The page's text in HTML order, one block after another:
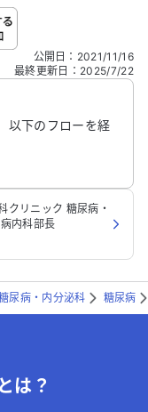
ご自身の病気の詳細な
公開日 ： 2021/11/16
最終更新日 ： 2025/7/22
以下のフローを経
クリニック 糖尿病・
内科部長
尿病・内分泌科 糖尿病
は？